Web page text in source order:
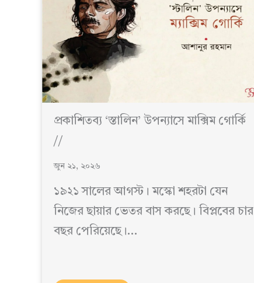
প্রকাশিতব্য ‘স্তালিন’ উপন্যাসে মাক্সিম গোর্কি
//
জুন ২১, ২০২৬
১৯২১ সালের আগস্ট। মস্কো শহরটা যেন
নিজের ছায়ার ভেতর বাস করছে। বিপ্লবের চার
বছর পেরিয়েছে।…